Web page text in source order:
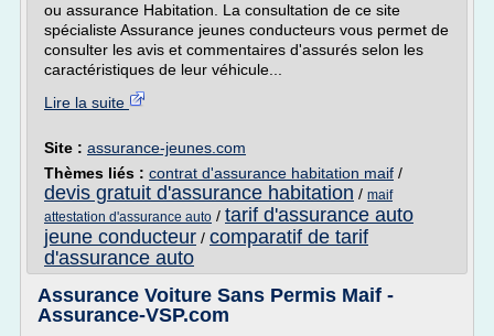
ou assurance Habitation. La consultation de ce site
spécialiste Assurance jeunes conducteurs vous permet de
consulter les avis et commentaires d'assurés selon les
caractéristiques de leur véhicule...
Lire la suite
Site : assurance-jeunes.com
Thèmes liés : contrat d'assurance habitation maif /
devis gratuit d'assurance habitation / maif
attestation d'assurance auto / tarif d'assurance auto
jeune conducteur / comparatif de tarif
d'assurance auto
Assurance Voiture Sans Permis Maif -
Assurance-VSP.com